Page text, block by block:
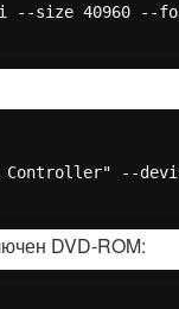
--size 40960 --
Controller" --
DVD-ROM: